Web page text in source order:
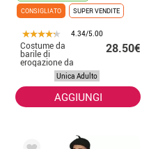
CONSIGLIATO
SUPER VENDITE
4.34/5.00
Costume da
barile di
erogazione da
uomo
28.50€
Unica Adulto
AGGIUNGI